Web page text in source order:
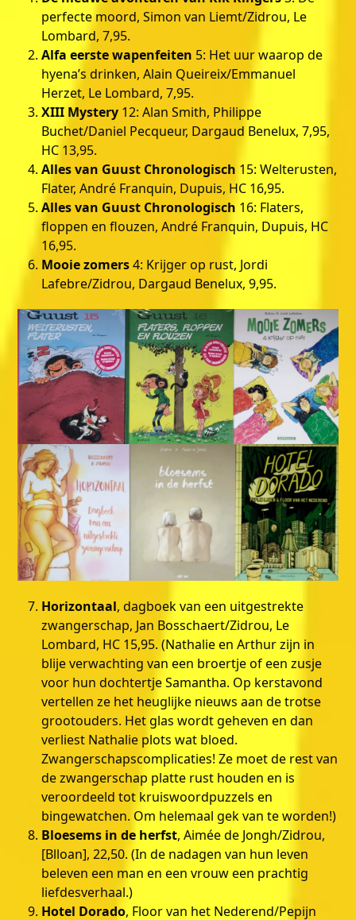
perfecte moord, Simon van Liemt/Zidrou, Le
Lombard, 7,95.
Alfa eerste wapenfeiten 5: Het uur waarop de
hyena’s drinken, Alain Queireix/Emmanuel
Herzet, Le Lombard, 7,95.
XIII Mystery 12: Alan Smith, Philippe
Buchet/Daniel Pecqueur, Dargaud Benelux, 7,95,
HC 13,95.
Alles van Guust Chronologisch 15: Welterusten,
Flater, André Franquin, Dupuis, HC 16,95.
Alles van Guust Chronologisch 16: Flaters,
floppen en flouzen, André Franquin, Dupuis, HC
16,95.
Mooie zomers4: Krijger op rust, Jordi
Lafebre/Zidrou, Dargaud Benelux, 9,95.
Horizontaal, dagboek van een uitgestrekte
zwangerschap, Jan Bosschaert/Zidrou, Le
Lombard, HC 15,95. (Nathalie en Arthur zijn in
blije verwachting van een broertje of een zusje
voor hun dochtertje Samantha. Op kerstavond
vertellen ze het heuglijke nieuws aan de trotse
grootouders. Het glas wordt geheven en dan
verliest Nathalie plots wat bloed.
Zwangerschapscomplicaties! Ze moet de rest van
de zwangerschap platte rust houden en is
veroordeeld tot kruiswoordpuzzels en
bingewatchen. Om helemaal gek van te worden!)
Bloesems in de herfst, Aimée de Jongh/Zidrou,
[Blloan], 22,50. (In de nadagen van hun leven
beleven een man en een vrouw een prachtig
liefdesverhaal.)
Hotel Dorado, Floor van het Nederend/Pepijn